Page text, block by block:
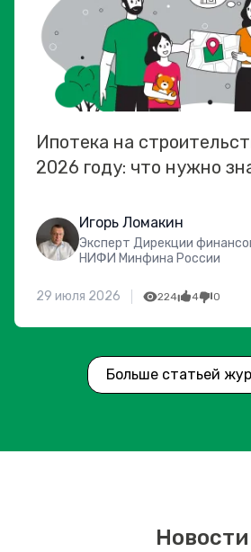
Ипотека на
2026 году: что нужно
Игорь Ломакин
Эксперт Дирекции
НИФИ Минфина России
29 июля 2026 224 4 0
Больше статьей
Новости